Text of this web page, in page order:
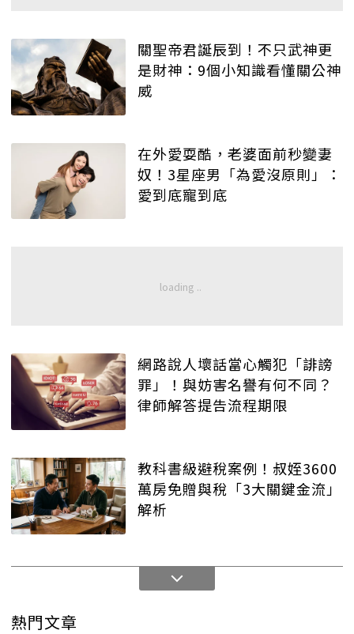
關聖帝君誕辰到！不只武神更
是財神：9個小知識看懂關公神
威
在外愛耍酷，老婆面前秒變妻
奴！3星座男「為愛沒原則」：
愛到底寵到底
網路說人壞話當心觸犯「誹謗
罪」！與妨害名譽有何不同？
律師解答提告流程期限
教科書級避稅案例！叔姪3600
萬房免贈與稅「3大關鍵金流」
解析
熱門文章